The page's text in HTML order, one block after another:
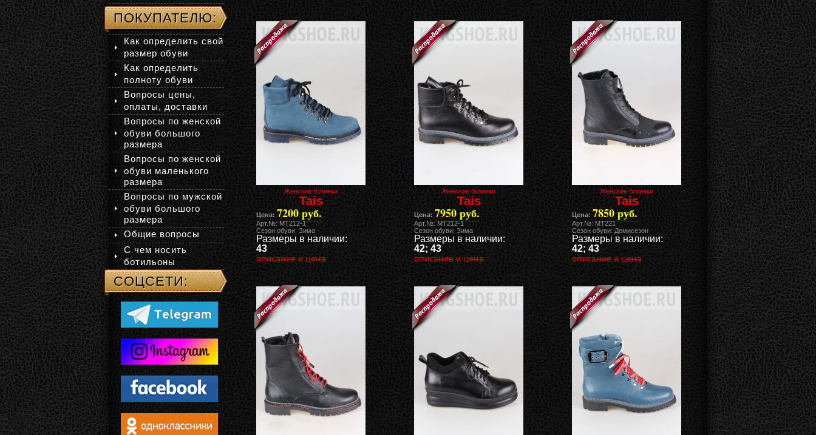
Женские ботинки
Tais
Женские ботинки
Tais
Женские ботинки
Tais
Цена: 7200 руб.
Арт.№: MT212-1
Сезон обуви: Зима
Размеры в наличии:
43
описание и цена
Цена: 7950 руб.
Арт.№: MT212-1
Сезон обуви: Зима
Размеры в наличии:
42; 43
описание и цена
Цена: 7850 руб.
Арт.№: MT221
Сезон обуви: Демисезон
Размеры в наличии:
42; 43
описание и цена
ПОКУПАТЕЛЮ:
Как определить свой
размер обуви
Как определить
полноту обуви
Вопросы цены,
оплаты, доставки
Вопросы по женской
обуви большого
размера
Вопросы по женской
обуви маленького
размера
Вопросы по мужской
обуви большого
размера
Общие вопросы
С чем носить
ботильоны
СОЦСЕТИ: